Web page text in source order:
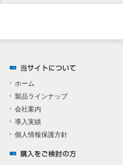
ホーム
製品ラインナップ
会社案内
導入実績
個人情報保護方針